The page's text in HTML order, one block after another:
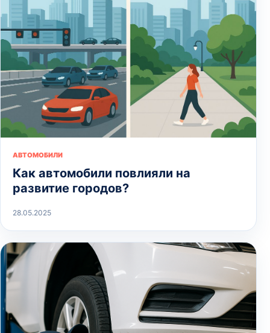
АВТОМОБИЛИ
Как автомобили повлияли на
развитие городов?
28.05.2025